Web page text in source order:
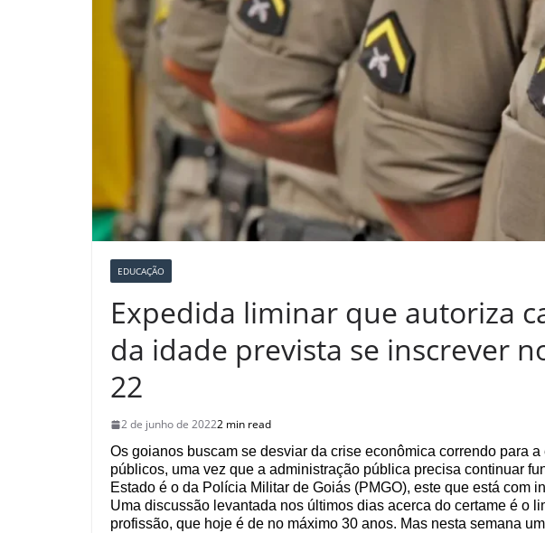
EDUCAÇÃO
Expedida liminar que autoriza
da idade prevista se inscrever
22
2 de junho de 20222 min read
Os goianos buscam se desviar da crise econômica correndo para
públicos, uma vez que a administração pública precisa continuar
Estado é o da Polícia Militar de Goiás (PMGO), este que está com
Uma discussão levantada nos últimos dias acerca do certame é o
profissão, que hoje é de no máximo 30 anos. Mas nesta semana